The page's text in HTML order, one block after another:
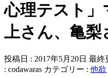
心理テスト
上さん、亀梨
投稿日 : 2017年5月20日 最終
: codawaras カテゴリー : 他欲